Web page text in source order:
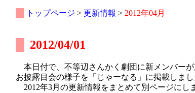
トップページ > 更新情報 > 2012年04月
2012/04/01
本日付で、不等辺さんかく劇団に新メンバー
お披露目会の様子を「じゃーなる」に掲載しまし
2012年3月の更新情報をまとめて別ページにし